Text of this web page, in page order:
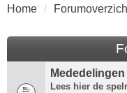
Home
Mededelingen
Lees hier de